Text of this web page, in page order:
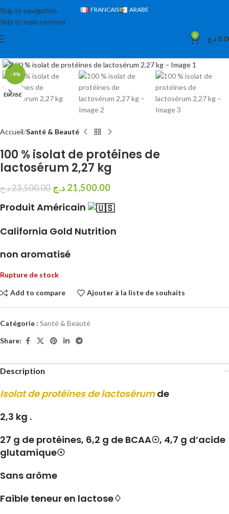
Skip to navigation
Skip to main content
FRANCAIS ARABE
0 د.ج
-9%
ÉPUISÉ
Accueil Santé & Beauté
100 % isolat de protéines de
lactosérum 2,27 kg
23,500.00د.ج 21,500.00 د.ج
Produit Américain
California Gold Nutrition
non aromatisé
Rupture de stock
Add to compare Ajouter à la liste de souhaits
Catégorie : Santé & Beauté
Share:
Description
Isolat de protéines de lactosérum de
2,3 kg .
27 g de protéines, 6,2 g de BCAA☉, 4,7 g d’acide
glutamique☉
Sans arôme
Faible teneur en lactose♢